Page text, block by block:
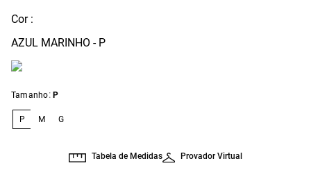
Cor :
AZUL MARINHO - P
Tamanho: P
P M G
Provador Virtual
Tabela de Medidas